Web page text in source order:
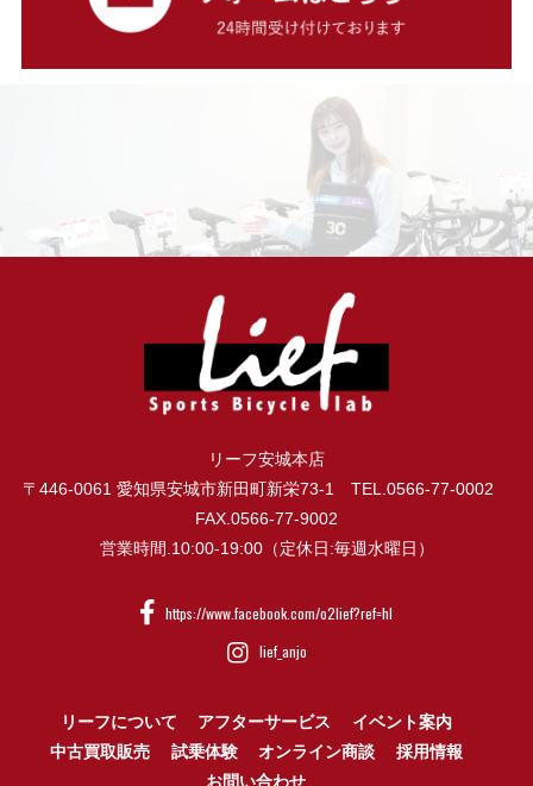
リーフ安城本店
〒446-0061 愛知県安城市新田町新栄73-1 TEL.0566-77-0002
FAX.0566-77-9002
営業時間.10:00-19:00（定休日:毎週水曜日）
https://www.facebook.com/o2lief?ref=hl
lief_anjo
リーフについて アフターサービス
イベント案内
中古買取販売
試乗体験 オンライン商談
採用情報
お問い合わせ